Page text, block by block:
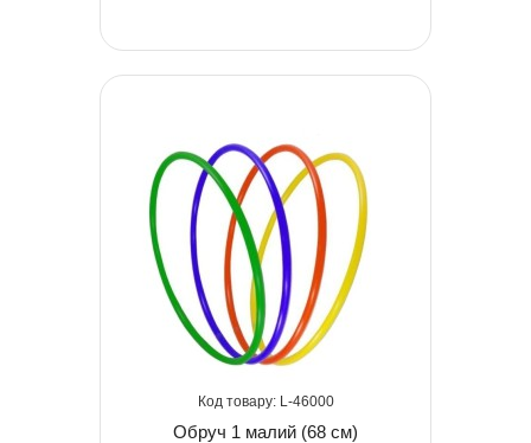
46000
Обруч 1 малий (68 см)